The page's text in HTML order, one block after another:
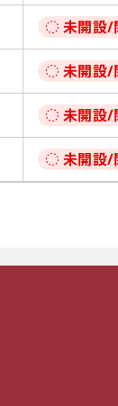
未開設/
未開設/
未開設/
未開設/